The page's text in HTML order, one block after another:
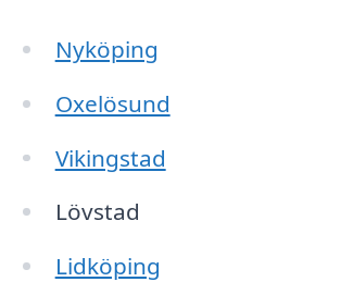
Nyköping
Oxelösund
Vikingstad
Lövstad
Lidköping